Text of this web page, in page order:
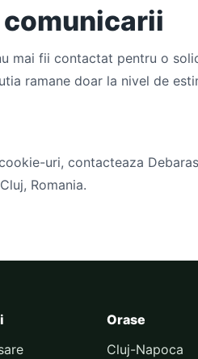
mai fii contactat pentru o
ramane doar la nivel de
uri, contacteaza
Romania.
Orase
Cluj-Napoca